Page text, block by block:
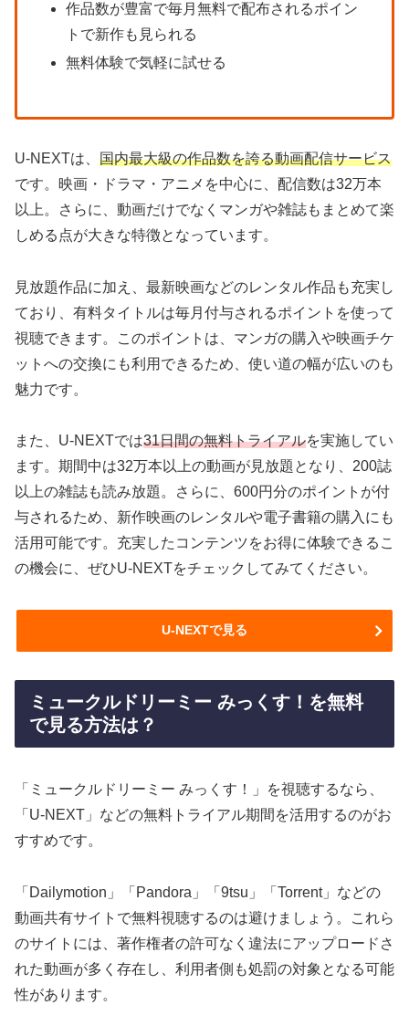
作品数が豊富で毎月無料で配布されるポイン
トで新作も見られる
無料体験で気軽に試せる
U-NEXTは、 国内最大級の作品数を誇る動画配信サービス
です。映画・ドラマ・アニメを中心に、配信数は32万本
以上。さらに、動画だけでなくマンガや雑誌もまとめて楽
しめる点が大きな特徴となっています。
見放題作品に加え、最新映画などのレンタル作品も充実し
ており、有料タイトルは毎月付与されるポイントを使って
視聴できます。このポイントは、マンガの購入や映画チケ
ットへの交換にも利用できるため、使い道の幅が広いのも
魅力です。
また、U-NEXTでは31日間の無料トライアルを実施してい
ます。期間中は32万本以上の動画が見放題となり、200誌
以上の雑誌も読み放題。さらに、600円分のポイントが付
与されるため、新作映画のレンタルや電子書籍の購入にも
活用可能です。充実したコンテンツをお得に体験できるこ
の機会に、ぜひU-NEXTをチェックしてみてください。
U-NEXTで見る
ミュークルドリーミー みっくす！を無料
で見る方法は？
「ミュークルドリーミー みっくす！」を視聴するなら、
「U-NEXT」などの無料トライアル期間を活用するのがお
すすめです。
「Dailymotion」「Pandora」「9tsu」「Torrent」などの
動画共有サイトで無料視聴するのは避けましょう。これら
のサイトには、著作権者の許可なく違法にアップロードさ
れた動画が多く存在し、利用者側も処罰の対象となる可能
性があります。